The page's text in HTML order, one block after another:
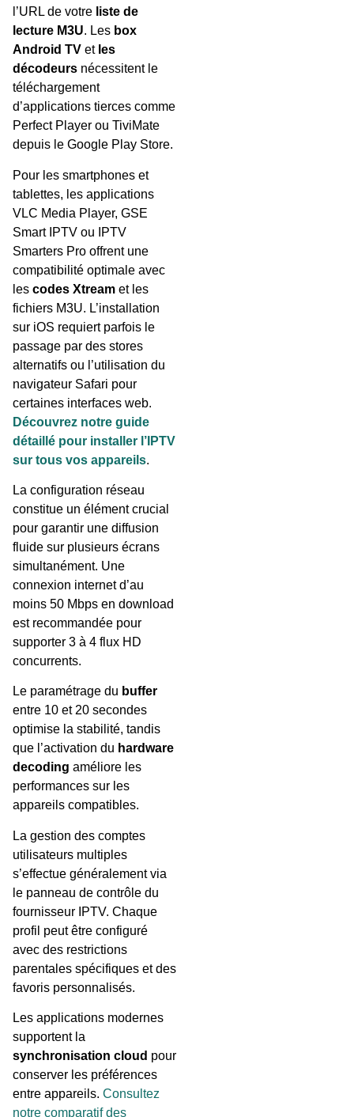
l’URL de votre liste de
lecture M3U. Les box
Android TV et les
décodeurs nécessitent le
téléchargement
d’applications tierces comme
Perfect Player ou TiviMate
depuis le Google Play Store.
Pour les smartphones et
tablettes, les applications
VLC Media Player, GSE
Smart IPTV ou IPTV
Smarters Pro offrent une
compatibilité optimale avec
les codes Xtream et les
fichiers M3U. L’installation
sur iOS requiert parfois le
passage par des stores
alternatifs ou l’utilisation du
navigateur Safari pour
certaines interfaces web.
Découvrez notre guide
détaillé pour installer l’IPTV
sur tous vos appareils.
La configuration réseau
constitue un élément crucial
pour garantir une diffusion
fluide sur plusieurs écrans
simultanément. Une
connexion internet d’au
moins 50 Mbps en download
est recommandée pour
supporter 3 à 4 flux HD
concurrents.
Le paramétrage du buffer
entre 10 et 20 secondes
optimise la stabilité, tandis
que l’activation du hardware
decoding améliore les
performances sur les
appareils compatibles.
La gestion des comptes
utilisateurs multiples
s’effectue généralement via
le panneau de contrôle du
fournisseur IPTV. Chaque
profil peut être configuré
avec des restrictions
parentales spécifiques et des
favoris personnalisés.
Les applications modernes
supportent la
synchronisation cloud pour
conserver les préférences
entre appareils. Consultez
notre comparatif des